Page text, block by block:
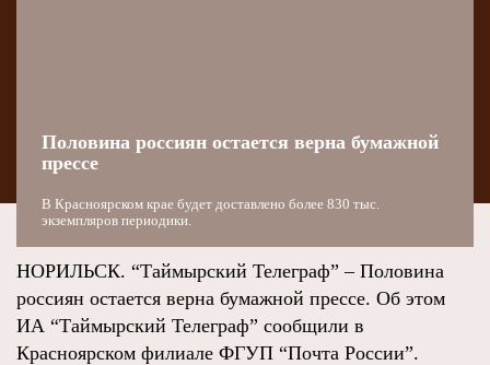
Половина россиян остается верна бумажной
прессе
В Красноярском крае будет доставлено более 830 тыс.
экземпляров периодики.
НОРИЛЬСК. “Таймырский Телеграф” – Половина
россиян остается верна бумажной прессе. Об этом
ИА “Таймырский Телеграф” сообщили в
Красноярском филиале ФГУП “Почта России”.